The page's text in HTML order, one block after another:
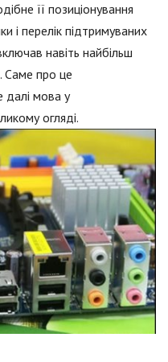
її позиціонування
і перелік підтримуваних
навіть найбільш
Саме про це
далі мова у
огляді.